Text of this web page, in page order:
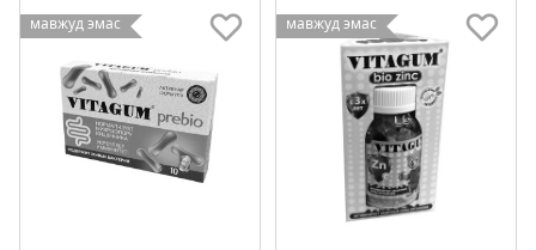
мавжуд эмас мавжуд эмас